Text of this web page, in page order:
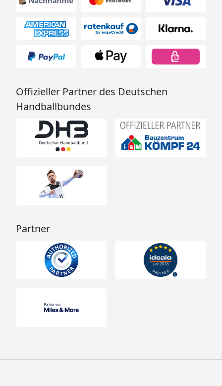
Offizieller Partner des Deutschen
Handballbundes
Partner